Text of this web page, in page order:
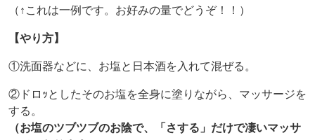
（↑これは一例です。お好みの量でどうぞ！！）
【やり方】
①洗面器などに、お塩と日本酒を入れて混ぜる。
②ドロｯとしたそのお塩を全身に塗りながら、マッサージを
する。
（お塩のツブツブのお陰で、「さする」だけで凄いマッサ